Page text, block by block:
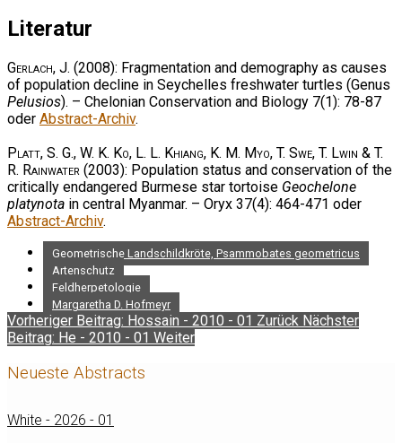
Literatur
Gerlach, J. (2008): Fragmentation and demography as causes
of population decline in Seychelles freshwater turtles (Genus
Pelusios). – Chelonian Conservation and Biology 7(1): 78-87
oder Abstract-Archiv.
Platt, S. G., W. K. Ko, L. L. Khiang, K. M. Myo, T. Swe, T. Lwin & T.
R. Rainwater (2003): Population status and conservation of the
critically endangered Burmese star tortoise Geochelone
platynota in central Myanmar. – Oryx 37(4): 464-471 oder
Abstract-Archiv.
Geometrische Landschildkröte, Psammobates geometricus
Artenschutz
Feldherpetologie
Margaretha D. Hofmeyr
Vorheriger Beitrag: Hossain - 2010 - 01 Zurück Nächster
Beitrag: He - 2010 - 01 Weiter
Neueste Abstracts
White - 2026 - 01